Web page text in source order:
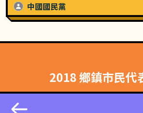
中國國民黨
2018 鄉鎮市民代